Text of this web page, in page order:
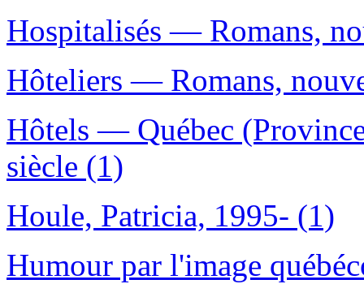
Hospitalisés — Romans,
Hôteliers — Romans,
Hôtels — Québec
siècle (1)
Houle, Patricia, 1995- (1)
Humour par l'image